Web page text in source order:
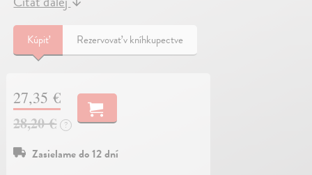
Kúpiť Rezervovať v kníhkupectve
27,35 €
28,20 €
?
Zasielame do 12 dní